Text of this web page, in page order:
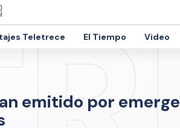
Teletrece El Tiempo Video
emitido por